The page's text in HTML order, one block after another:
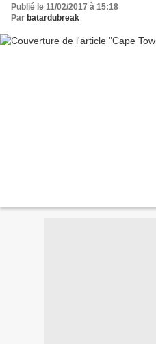
Publié le 11/02/2017 à 15:18
Par batardubreak